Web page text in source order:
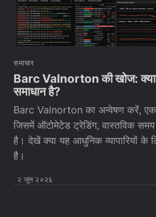
समाचार
Barc Valnorton की खोज: क्या
समाधान है?
Barc Valnorton का अन्वेषण करें, एक
जिसमें ऑटोमेटेड ट्रेडिंग, वास्तविक
है। देखें क्या यह आधुनिक व्यापारियों के
है।
२ जून २०२६